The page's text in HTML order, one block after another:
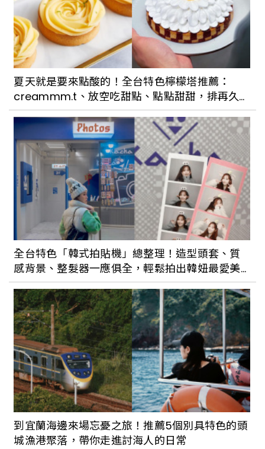
夏天就是要來點酸的！全台特色檸檬塔推薦：
creammm.t、放空吃甜點、點點甜甜，排再久也
甘願
全台特色「韓式拍貼機」總整理！造型頭套、質
感背景、整髮器一應俱全，輕鬆拍出韓妞最愛美
照
到宜蘭海邊來場忘憂之旅！推薦5個別具特色的頭
城漁港聚落，帶你走進討海人的日常